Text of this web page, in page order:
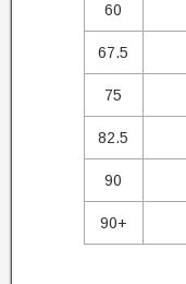
60
67.5
75
82.5
90
90+